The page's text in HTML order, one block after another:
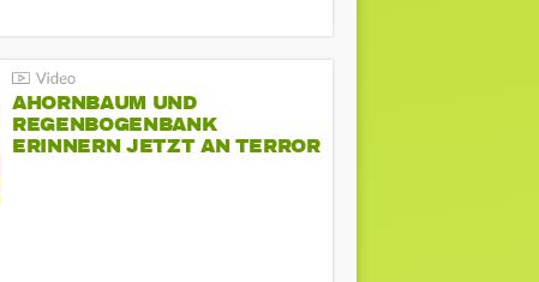
AHORNBAUM UND
REGENBOGENBANK
ERINNERN JETZT AN TERROR